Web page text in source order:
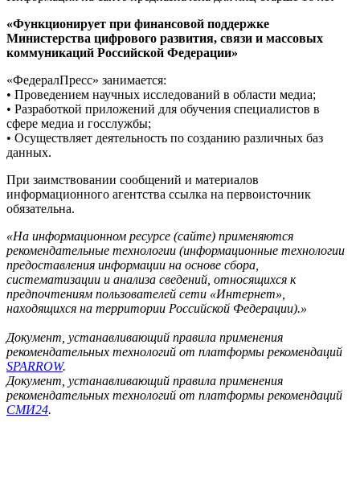
«Функционирует при финансовой поддержке
Министерства цифрового развития, связи и массовых
коммуникаций Российской Федерации»
«ФедералПресс» занимается:
• Проведением научных исследований в области медиа;
• Разработкой приложений для обучения специалистов в
сфере медиа и госслужбы;
• Осуществляет деятельность по созданию различных баз
данных.
При заимствовании сообщений и материалов
информационного агентства ссылка на первоисточник
обязательна.
«На информационном ресурсе (сайте) применяются
рекомендательные технологии (информационные технологии
предоставления информации на основе сбора,
систематизации и анализа сведений, относящихся к
предпочтениям пользователей сети «Интернет»,
находящихся на территории Российской Федерации).»
Документ, устанавливающий правила применения
рекомендательных технологий от платформы рекомендаций
SPARROW.
Документ, устанавливающий правила применения
рекомендательных технологий от платформы рекомендаций
СМИ24.